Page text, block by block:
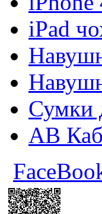
iPad
Сумки
АВ